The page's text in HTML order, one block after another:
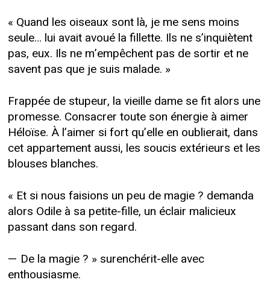
« Quand les oiseaux sont là, je me sens moins
seule… lui avait avoué la fillette. Ils ne s’inquiètent
pas, eux. Ils ne m’empêchent pas de sortir et ne
savent pas que je suis malade. »
Frappée de stupeur, la vieille dame se fit alors une
promesse. Consacrer toute son énergie à aimer
Héloïse. À l’aimer si fort qu’elle en oublierait, dans
cet appartement aussi, les soucis extérieurs et les
blouses blanches.
« Et si nous faisions un peu de magie ? demanda
alors Odile à sa petite-fille, un éclair malicieux
passant dans son regard.
— De la magie ? » surenchérit-elle avec
enthousiasme.